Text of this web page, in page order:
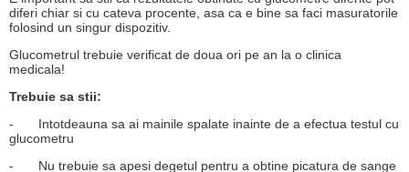
diferi chiar si cu cateva procente, asa ca e bine sa faci masuratorile
folosind un singur dispozitiv.
Glucometrul trebuie verificat de doua ori pe an la o clinica
medicala!
Trebuie sa stii:
-
Intotdeauna sa ai mainile spalate inainte de a efectua testul cu
glucometru
-
Nu trebuie sa apesi degetul pentru a obtine picatura de sange